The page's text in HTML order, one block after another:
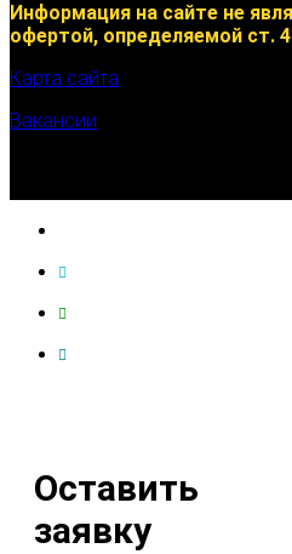
Информация на сайте не
офертой, определяемой ст.
Карта сайта
Вакансии
Оставить
заявку